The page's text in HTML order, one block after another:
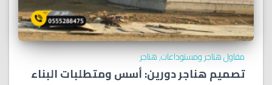
مقاول هناجر ومستوداعات هناجر
تصميم هناجر دورين: أسس ومتطلبات البناء